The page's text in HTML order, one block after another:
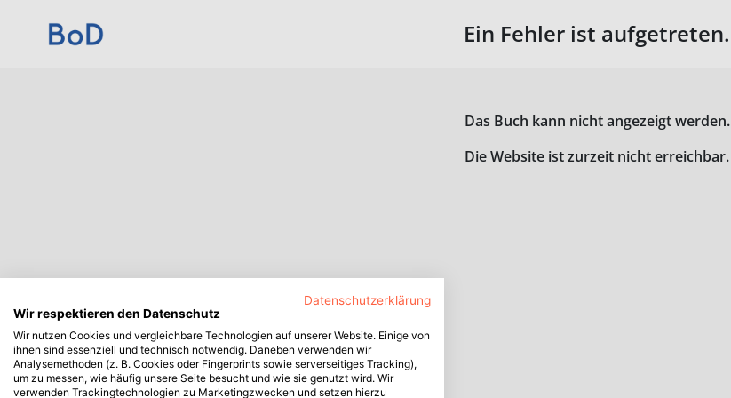
Ein Fehler ist aufgetreten.
Das Buch kann nicht angezeigt werden.
Die Website ist zurzeit nicht erreichbar.
Datenschutzerklärung
Wir respektieren den Datenschutz
Wir nutzen Cookies und vergleichbare Technologien auf unserer Website. Einige von
ihnen sind essenziell und technisch notwendig. Daneben verwenden wir
Analysemethoden (z. B. Cookies oder Fingerprints sowie serverseitiges Tracking),
um zu messen, wie häufig unsere Seite besucht und wie sie genutzt wird. Wir
verwenden Trackingtechnologien zu Marketingzwecken und setzen hierzu